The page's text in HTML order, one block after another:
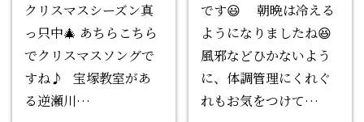
クリスマスシーズン真
っ只中🎄 あちらこちら
でクリスマスソングで
すね♪ 宝塚教室があ
る逆瀬川…
です😃 朝晩は冷える
ようになりましたね😆
風邪などひかないよう
に、体調管理にくれぐ
れもお気をつけて…